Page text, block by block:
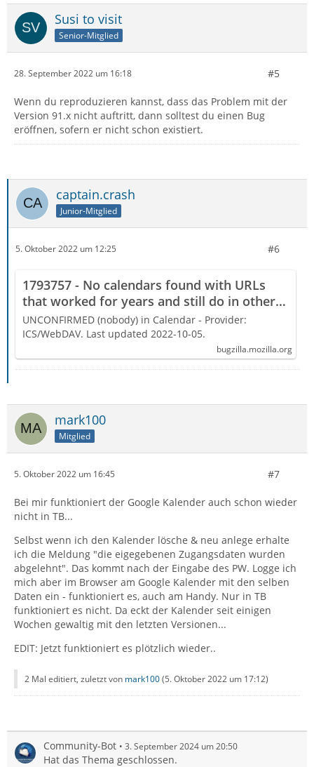
Susi to visit
Senior-Mitglied
28. September 2022 um 16:18 #5
Wenn du reproduzieren kannst, dass das Problem mit der
Version 91.x nicht auftritt, dann solltest du einen Bug
eröffnen, sofern er nicht schon existiert.
captain.crash
Junior-Mitglied
5. Oktober 2022 um 12:25 #6
1793757 - No calendars found with URLs
that worked for years and still do in other
calendar software
UNCONFIRMED (nobody) in Calendar - Provider:
ICS/WebDAV. Last updated 2022-10-05.
bugzilla.mozilla.org
mark100
Mitglied
5. Oktober 2022 um 16:45 #7
Bei mir funktioniert der Google Kalender auch schon wieder
nicht in TB...
Selbst wenn ich den Kalender lösche & neu anlege erhalte
ich die Meldung "die eigegebenen Zugangsdaten wurden
abgelehnt". Das kommt nach der Eingabe des PW. Logge ich
mich aber im Browser am Google Kalender mit den selben
Daten ein - funktioniert es, auch am Handy. Nur in TB
funktioniert es nicht. Da eckt der Kalender seit einigen
Wochen gewaltig mit den letzten Versionen...
EDIT: Jetzt funktioniert es plötzlich wieder..
2 Mal editiert, zuletzt von mark100(5. Oktober 2022 um 17:12)
Community-Bot 3. September 2024 um 20:50
Hat das Thema geschlossen.